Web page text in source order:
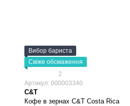
Вибор бариста
Свіже обсмаження
2
Артикул: 000003340
C&T
Кофе в зернах C&T Сosta Rica